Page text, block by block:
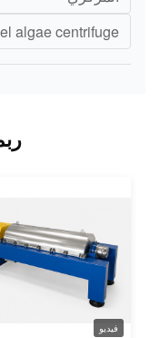
algae centrifuge
فيديو